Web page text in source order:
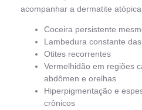
acompanhar a dermatite
Coceira persistente
Lambedura constante
Otites recorrentes
Vermelhidão em regiões
abdômen e orelhas
Hiperpigmentação e
crônicos